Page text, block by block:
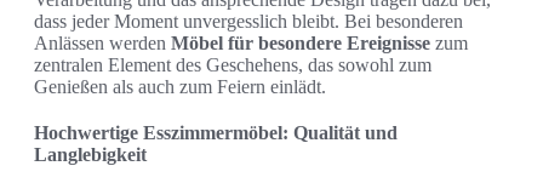
dass jeder Moment unvergesslich bleibt. Bei besonderen
Anlässen werden Möbel für besondere Ereignisse zum
zentralen Element des Geschehens, das sowohl zum
Genießen als auch zum Feiern einlädt.
Hochwertige Esszimmermöbel: Qualität und
Langlebigkeit